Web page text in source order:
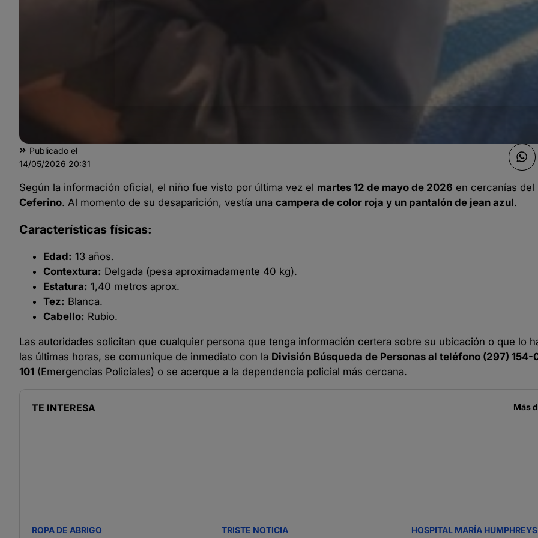
Publicado el
14/05/2026 20:31
Según la información oficial, el niño fue visto por última vez el martes 12 de mayo de 2026 en cercanías del
Ceferino. Al momento de su desaparición, vestía una campera de color roja y un pantalón de jean azul.
Características físicas:
Edad: 13 años.
Contextura: Delgada (pesa aproximadamente 40 kg).
Estatura: 1,40 metros aprox.
Tez: Blanca.
Cabello: Rubio.
Las autoridades solicitan que cualquier persona que tenga información certera sobre su ubicación o que lo
las últimas horas, se comunique de inmediato con la División Búsqueda de Personas al teléfono (297)
101 (Emergencias Policiales) o se acerque a la dependencia policial más cercana.
TE INTERESA Más
ROPA DE ABRIGO TRISTE NOTICIA HOSPITAL MARÍA HUMPHREYS